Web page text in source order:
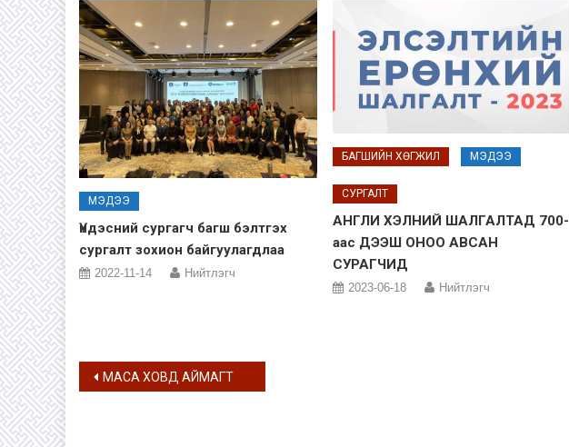
МЭДЭЭ
Үндэсний сургагч багш бэлтгэх
сургалт зохион байгуулагдлаа
2022-11-14 Нийтлэгч
БАГШИЙН ХӨГЖИЛ МЭДЭЭ
СУРГАЛТ
АНГЛИ ХЭЛНИЙ ШАЛГАЛТАД 700-
аас ДЭЭШ ОНОО АВСАН
СУРАГЧИД
2023-06-18 Нийтлэгч
Post
МАСА ХОВД АЙМАГТ